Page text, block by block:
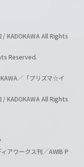
/ KADOKAWA All Rights
Reserved.
／「プリズマ☆イ
/ KADOKAWA All Rights
アワークス刊／AWIB P